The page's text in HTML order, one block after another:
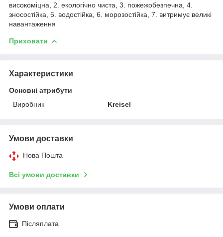
високоміцна, 2. екологічно чиста, 3. пожежобезпечна, 4.
зносостійка, 5. водостійка, 6. морозостійка, 7. витримує великі
навантаження
Приховати
Характеристики
Основні атрибути
Виробник
Kreisel
Умови доставки
Нова Пошта
Всі умови доставки
Умови оплати
Післяплата